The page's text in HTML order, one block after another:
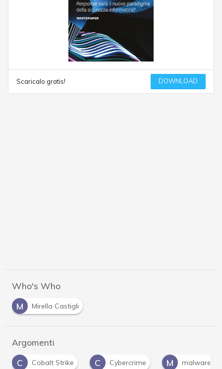
Scaricalo gratis! DOWNLOAD
Who's Who
M
Mirella Castigli
Argomenti
Cobalt Strike C Cybercrime M malware P